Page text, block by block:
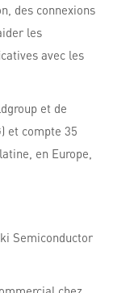
des connexions
les
avec les
et de
et compte 35
en Europe,
Semiconductor